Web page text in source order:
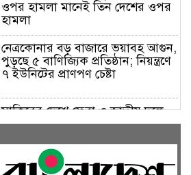
ওপর হামলা মানেই তিন দেশের ওপর
হামলা
নেত্রকোনার বড় বাজারে ভয়াবহ আগুন,
পুড়ছে ৫ বাণিজ্যিক প্রতিষ্ঠান; নিয়ন্ত্রণে
৭ ইউনিটের প্রাণপণ চেষ্টা
সাকিবের দেশে ফেরা ও জাতীয় দলে
ফেরার সম্ভাবনা নেই, ইঙ্গিত ক্রীড়া